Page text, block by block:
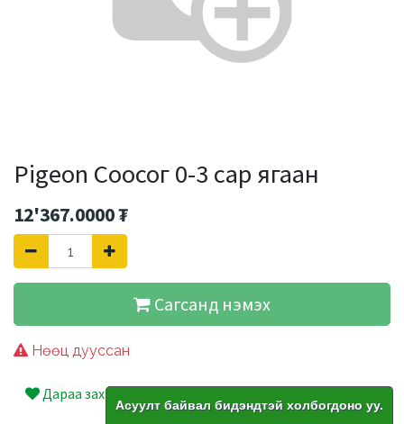
Pigeon Соосог 0-3 сар ягаан
12'367.0000₮
Сагсанд нэмэх
Нөөц дууссан
Дараа захиалах
Асуулт байвал бидэндтэй холбогдоно уу.